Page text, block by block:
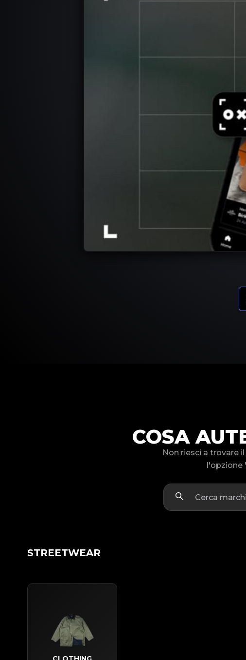
COSA
Non riesci a trovare
l'opzione
STREETWEAR